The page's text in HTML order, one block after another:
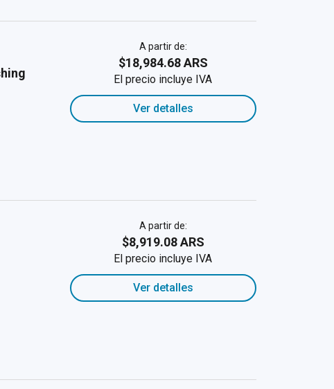
A partir de:
$18,984.68 ARS
El precio incluye IVA
Ver detalles
A partir de:
$8,919.08 ARS
El precio incluye IVA
Ver detalles